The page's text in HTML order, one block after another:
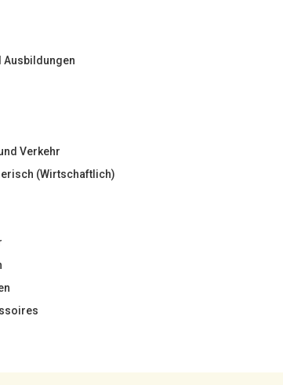
Ausbildungen
Verkehr
(Wirtschaftlich)